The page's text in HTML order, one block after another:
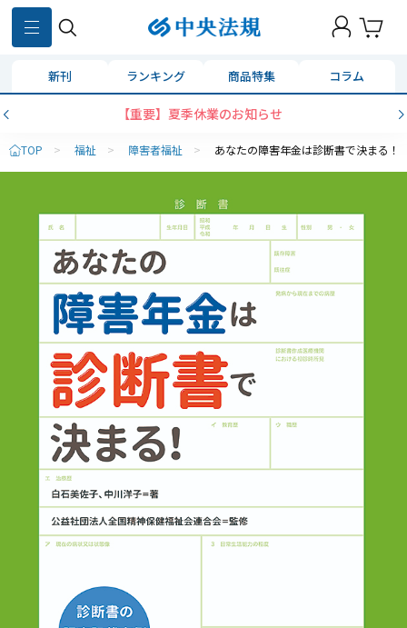
新刊 ランキング 商品特集 コラム
【重要】夏季休業のお知らせ
TOP > 福祉 > 障害者福祉 > あなたの障害年金は診断書で決まる！